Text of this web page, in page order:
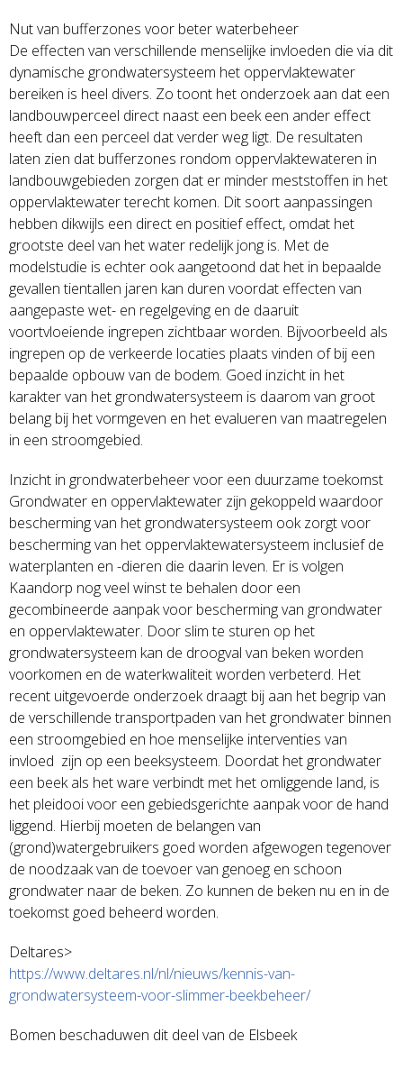
Nut van bufferzones voor beter waterbeheer
De effecten van verschillende menselijke invloeden die via dit
dynamische grondwatersysteem het oppervlaktewater
bereiken is heel divers. Zo toont het onderzoek aan dat een
landbouwperceel direct naast een beek een ander effect
heeft dan een perceel dat verder weg ligt. De resultaten
laten zien dat bufferzones rondom oppervlaktewateren in
landbouwgebieden zorgen dat er minder meststoffen in het
oppervlaktewater terecht komen. Dit soort aanpassingen
hebben dikwijls een direct en positief effect, omdat het
grootste deel van het water redelijk jong is. Met de
modelstudie is echter ook aangetoond dat het in bepaalde
gevallen tientallen jaren kan duren voordat effecten van
aangepaste wet- en regelgeving en de daaruit
voortvloeiende ingrepen zichtbaar worden. Bijvoorbeeld als
ingrepen op de verkeerde locaties plaats vinden of bij een
bepaalde opbouw van de bodem. Goed inzicht in het
karakter van het grondwatersysteem is daarom van groot
belang bij het vormgeven en het evalueren van maatregelen
in een stroomgebied.
Inzicht in grondwaterbeheer voor een duurzame toekomst
Grondwater en oppervlaktewater zijn gekoppeld waardoor
bescherming van het grondwatersysteem ook zorgt voor
bescherming van het oppervlaktewatersysteem inclusief de
waterplanten en -dieren die daarin leven. Er is volgen
Kaandorp nog veel winst te behalen door een
gecombineerde aanpak voor bescherming van grondwater
en oppervlaktewater. Door slim te sturen op het
grondwatersysteem kan de droogval van beken worden
voorkomen en de waterkwaliteit worden verbeterd. Het
recent uitgevoerde onderzoek draagt bij aan het begrip van
de verschillende transportpaden van het grondwater binnen
een stroomgebied en hoe menselijke interventies van
invloed zijn op een beeksysteem. Doordat het grondwater
een beek als het ware verbindt met het omliggende land, is
het pleidooi voor een gebiedsgerichte aanpak voor de hand
liggend. Hierbij moeten de belangen van
(grond)watergebruikers goed worden afgewogen tegenover
de noodzaak van de toevoer van genoeg en schoon
grondwater naar de beken. Zo kunnen de beken nu en in de
toekomst goed beheerd worden.
Deltares>
https://www.deltares.nl/nl/nieuws/kennis-van-
grondwatersysteem-voor-slimmer-beekbeheer/
Bomen beschaduwen dit deel van de Elsbeek